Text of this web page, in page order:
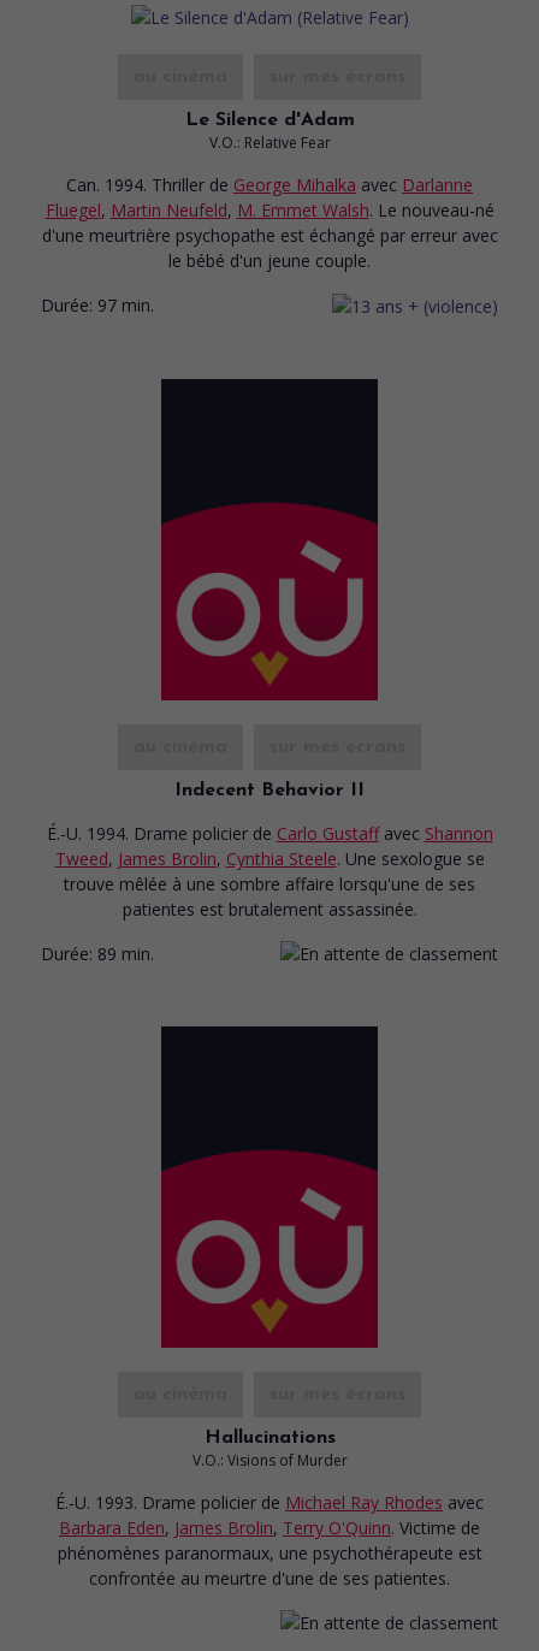
Le Silence d'Adam
V.O.: Relative Fear
Can. 1994. Thriller de George Mihalka avec Darlanne
Fluegel, Martin Neufeld, M. Emmet Walsh. Le nouveau-né
d'une meurtrière psychopathe est échangé par erreur avec
le bébé d'un jeune couple.
Durée: 97 min.
Indecent Behavior II
É.-U. 1994. Drame policier de Carlo Gustaff avec Shannon
Tweed, James Brolin, Cynthia Steele. Une sexologue se
trouve mêlée à une sombre affaire lorsqu'une de ses
patientes est brutalement assassinée.
Durée: 89 min.
Hallucinations
V.O.: Visions of Murder
É.-U. 1993. Drame policier de Michael Ray Rhodes avec
Barbara Eden, James Brolin, Terry O'Quinn. Victime de
phénomènes paranormaux, une psychothérapeute est
confrontée au meurtre d'une de ses patientes.